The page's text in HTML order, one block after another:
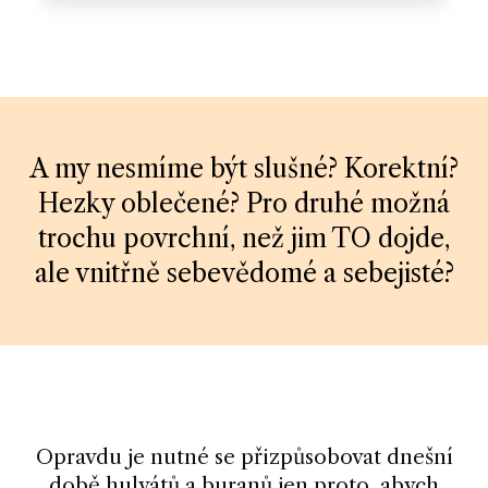
A my nesmíme být slušné? Korektní?
Hezky oblečené? Pro druhé možná
trochu povrchní, než jim TO dojde,
ale vnitřně sebevědomé a sebejisté?
Opravdu je nutné se přizpůsobovat dnešní